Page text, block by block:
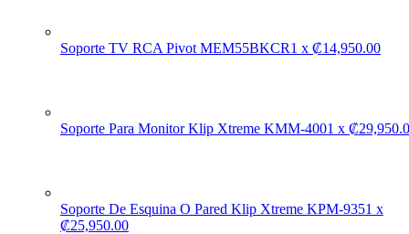
Soporte TV RCA Pivot MEM55BKCR1 x ₡14,950.00
Soporte Para Monitor Klip Xtreme KMM-4001 x ₡
Soporte De Esquina O Pared Klip Xtreme KPM-9351 x
₡25,950.00